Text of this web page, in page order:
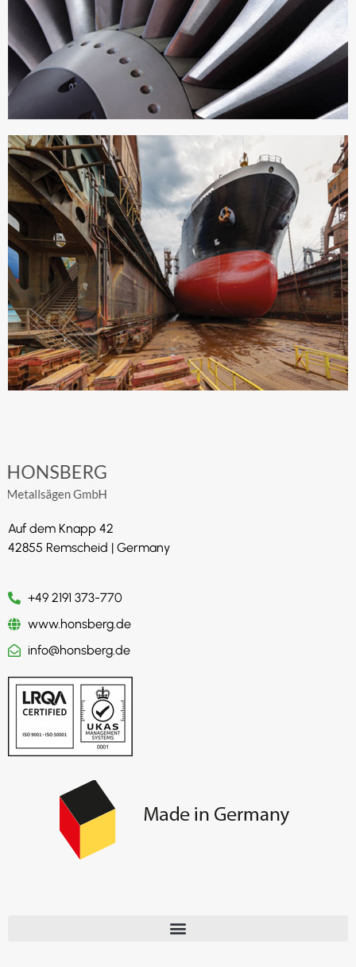
Auf dem Knapp 42
42855 Remscheid | Germany
+49 2191 373-770
www.honsberg.de
info@honsberg.de